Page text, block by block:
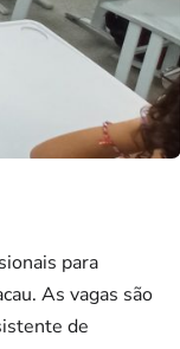
para
As vagas são
de